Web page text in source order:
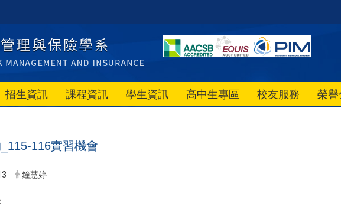
招生資訊 課程資訊 學生資訊 高中生專區 校友服務 榮
116實習機會
鐘慧婷